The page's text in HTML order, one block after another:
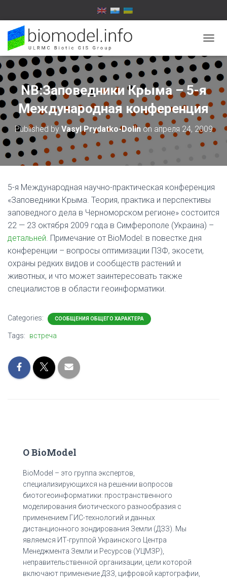
O
G
G
E
N
A
I
N
NB:Заповедники Крыма – 5-я
Международная конференция
Published by Vasyl Prydatko-Dolinon апреля 24, 2009
5-я Международная научно-практическая конференция
«Заповедники Крыма. Теория, практика и перспективы
заповедного дела в Черноморском регионе» состоится
22 — 23 октября 2009 года в Симферополе (Украина) –
детальней. Примечание от BioModel: в повестке дня
конференции – вопросы оптимизации ПЗФ, экосети,
охраны редких видов и сообществ растений и
животных, и что может заинтересовать также
специалистов в области геоинформатики.
Categories: СООБЩЕНИЯ ОБЩЕГО ХАРАКТЕРА
Tags: встреча
О BioModel
BioModel – это группа экспертов,
специализирующихся на решении вопросов
биотогеоинформатики: пространственного
моделирования биотического разнообразия с
применением ГИС-технологий и данных
дистанционного зондирования Земли (ДЗЗ). Мы
являемся ИТ-группой Украинского Центра
Менеджмента Земли и Ресурсов (УЦМЗР),
неправительственной организации, цели которой
включают применение ДЗЗ, цифровой картографии,